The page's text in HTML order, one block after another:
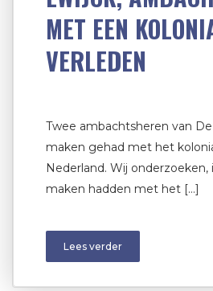
MET EEN
VERLEDEN
Twee ambachtsheren van
maken gehad met het
Nederland. Wij
maken hadden met het […]
Lees verder